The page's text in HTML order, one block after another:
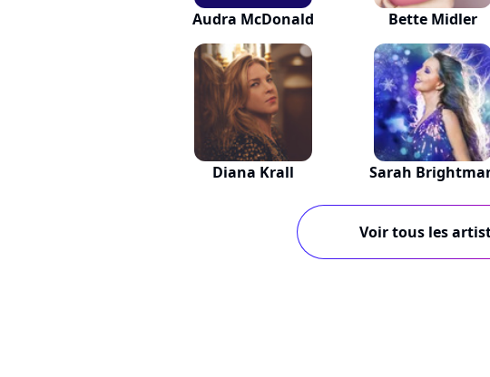
Audra McDonald Bette Midler
Diana Krall Sarah
Voir tous les